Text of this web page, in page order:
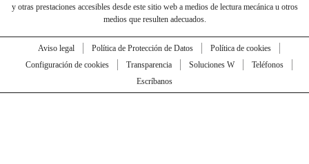
y otras prestaciones accesibles desde este sitio web a medios de lectura mecánica u otros
medios que resulten adecuados.
Aviso legal Política de Protección de Datos
Política de cookies
Configuración de cookies
Transparencia Soluciones W
Teléfonos
Escríbanos